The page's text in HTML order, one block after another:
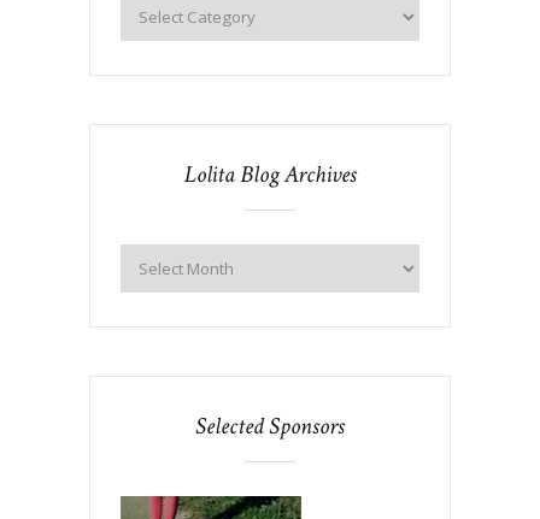
Lolita Blog Archives
Selected Sponsors